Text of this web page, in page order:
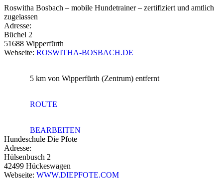
Roswitha Bosbach – mobile Hundetrainer – zertifiziert und amtlich
zugelassen
Adresse:
Büchel 2
51688 Wipperfürth
Webseite: ROSWITHA-BOSBACH.DE
5 km von Wipperfürth (Zentrum) entfernt
ROUTE
BEARBEITEN
Hundeschule Die Pfote
Adresse:
Hülsenbusch 2
42499 Hückeswagen
Webseite: WWW.DIEPFOTE.COM